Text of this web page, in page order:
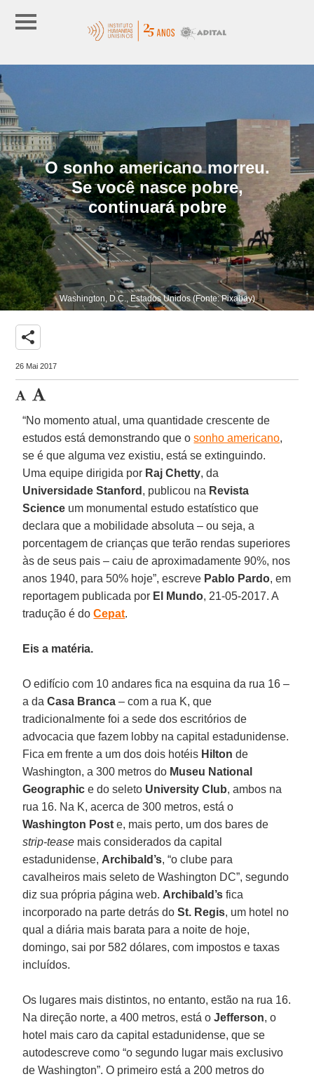
O sonho americano morreu.
Se você nasce pobre,
continuará pobre
Washington, D.C., Estados Unidos (Fonte: Pixabay)
share
26 Mai 2017
“No momento atual, uma quantidade crescente de
estudos está demonstrando que osonho americano,
se é que alguma vez existiu, está se extinguindo.
Uma equipe dirigida por Raj Chetty, da
Universidade Stanford , publicou na Revista
Science um monumental estudo estatístico que
declara que a mobilidade absoluta – ou seja, a
porcentagem de crianças que terão rendas superiores
às de seus pais – caiu de aproximadamente 90%, nos
anos 1940, para 50% hoje”, escreve Pablo Pardo, em
reportagem publicada por El Mundo, 21-05-2017. A
tradução é doCepat.
Eis a matéria.
O edifício com 10 andares fica na esquina da rua 16 –
a daCasa Branca – com a rua K, que
tradicionalmente foi a sede dos escritórios de
advocacia que fazem lobby na capital estadunidense.
Fica em frente a um dos dois hotéis Hilton de
Washington, a 300 metros do Museu National
Geographic e do seleto University Club, ambos na
rua 16. Na K, acerca de 300 metros, está o
Washington Post e, mais perto, um dos bares de
strip-tease mais considerados da capital
estadunidense, Archibald’s, “o clube para
cavalheiros mais seleto de Washington DC”, segundo
diz sua própria página web. Archibald’s fica
incorporado na parte detrás doSt. Regis, um hotel no
qual a diária mais barata para a noite de hoje,
domingo, sai por 582 dólares, com impostos e taxas
incluídos.
Os lugares mais distintos, no entanto, estão na rua 16.
Na direção norte, a 400 metros, está oJefferson, o
hotel mais caro da capital estadunidense, que se
autodescreve como “o segundo lugar mais exclusivo
de Washington”. O primeiro está a 200 metros do